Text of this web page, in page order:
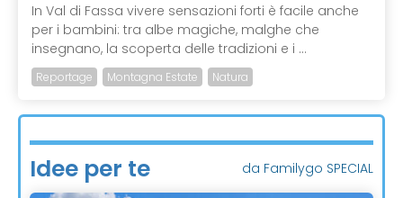
In Val di Fassa vivere sensazioni forti è facile anche
per i bambini: tra albe magiche, malghe che
insegnano, la scoperta delle tradizioni e i ...
Reportage Montagna Estate Natura
Idee per te da Familygo SPECIAL